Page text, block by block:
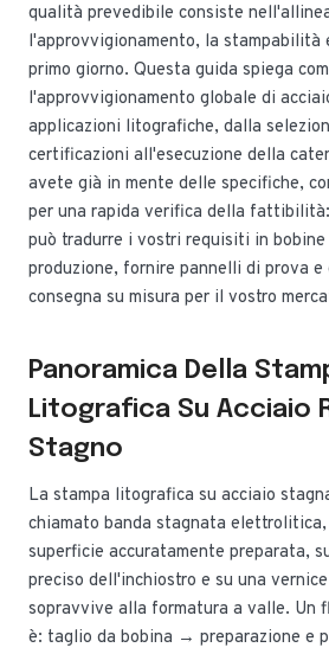
qualità prevedibile consiste
l'approvvigionamento, la stampabilità
primo giorno. Questa guida spiega
l'approvvigionamento globale di
applicazioni litografiche, dalla
certificazioni all'esecuzione della
avete già in mente delle specifiche,
per una rapida verifica della
può tradurre i vostri requisiti in
produzione, fornire pannelli di prova
consegna su misura per il vostro
Panoramica Della
Litografica Su Acciaio
Stagno
La stampa litografica su acciaio
chiamato banda stagnata elettrolitica,
superficie accuratamente preparata,
preciso dell'inchiostro e su una
sopravvive alla formatura a valle. Un
è: taglio da bobina → preparazione e